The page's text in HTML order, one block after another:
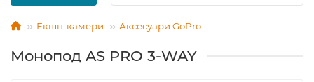
Екшн-камери Аксесуари GoPro
Монопод AS PRO 3-WAY